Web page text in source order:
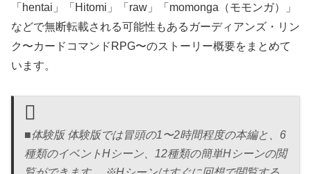
「hentai」「Hitomi」「raw」「momonga（モモンガ）」
などで無断転載される可能性もあるガーディアンズ・リン
ク〜カードコマンドRPG〜のストーリー概要をまとめて
います。
■体験版 体験版では冒頭の1〜2時間程度の本編と、6
種類のイベントHシーン、12種類の簡単Hシーンの閲